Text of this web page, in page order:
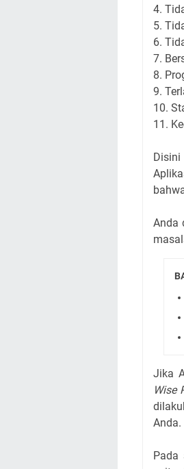
4.
5.
6.
7.
8.
9.
10.
11.
Anda
Jika
Wise
Anda.
Pada